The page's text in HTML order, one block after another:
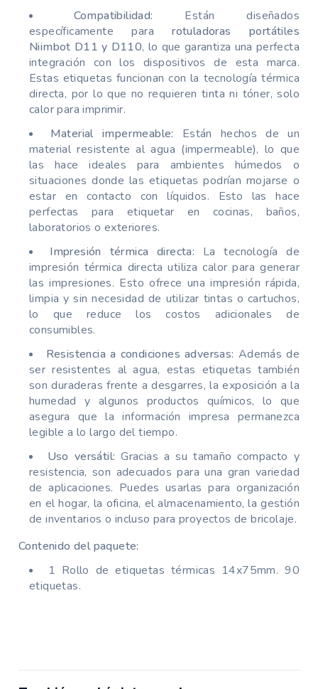
Compatibilidad: Están diseñados
específicamente pararotuladoras portátiles
Niimbot D11 y D110, lo que garantiza una perfecta
integración con los dispositivos de esta marca.
Estas etiquetas funcionan con la tecnología térmica
directa, por lo que no requieren tinta ni tóner, solo
calor para imprimir.
Material impermeable: Están hechos de un
material resistente al agua (impermeable), lo que
las hace ideales para ambientes húmedos o
situaciones donde las etiquetas podrían mojarse o
estar en contacto con líquidos. Esto las hace
perfectas para etiquetar en cocinas, baños,
laboratorios o exteriores.
Impresión térmica directa: La tecnología de
impresión térmica directa utiliza calor para generar
las impresiones. Esto ofrece una impresión rápida,
limpia y sin necesidad de utilizar tintas o cartuchos,
lo que reduce los costos adicionales de
consumibles.
Resistencia a condiciones adversas: Además de
ser resistentes al agua, estas etiquetas también
son duraderas frente a desgarres, la exposición a la
humedad y algunos productos químicos, lo que
asegura que la información impresa permanezca
legible a lo largo del tiempo.
Uso versátil: Gracias a su tamaño compacto y
resistencia, son adecuados para una gran variedad
de aplicaciones. Puedes usarlas para organización
en el hogar, la oficina, el almacenamiento, la gestión
de inventarios o incluso para proyectos de bricolaje.
Contenido del paquete:
1 Rollo de etiquetas térmicas 14x75mm. 90
etiquetas.